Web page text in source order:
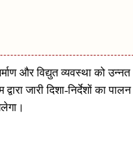
और विद्युत व्यवस्था को उन्नत
जारी दिशा-निर्देशों का पालन